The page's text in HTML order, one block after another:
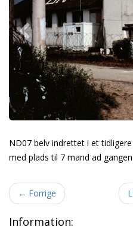
ND07 belv indrettet i et
med plads til 7 mand ad gangen
← Forrige
Information: